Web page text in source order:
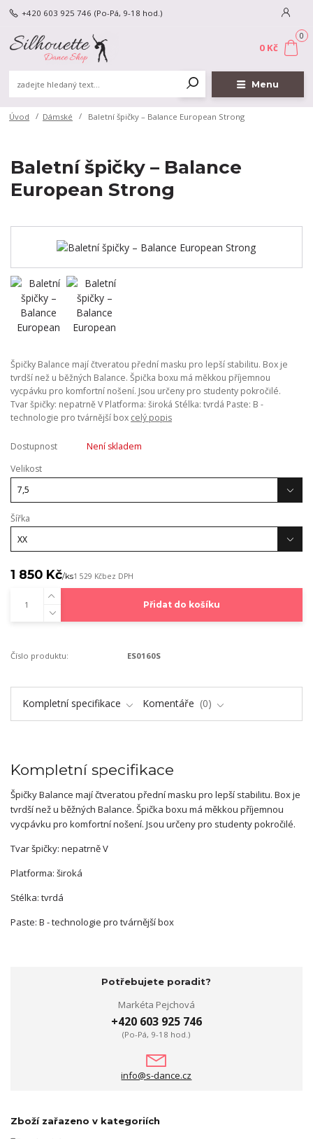
Menu
+420 603 925 746 (Po-Pá, 9-18 hod.)
0
0 Kč
Úvod Dámské Baletní špičky – Balance European Strong
Baletní špičky – Balance
European Strong
Špičky Balance mají čtveratou přední masku pro lepší stabilitu. Box je
tvrdší než u běžných Balance. Špička boxu má měkkou příjemnou
vycpávku pro komfortní nošení. Jsou určeny pro studenty pokročilé.
Tvar špičky: nepatrně V Platforma: široká Stélka: tvrdá Paste: B -
technologie pro tvárnější box celý popis
Dostupnost
Není skladem
Velikost
Šířka
1 850 Kč/ks1 529 Kčbez DPH
Přidat do košíku
Číslo produktu: ES0160S
Kompletní specifikace Komentáře 0
Kompletní specifikace
Špičky Balance mají čtveratou přední masku pro lepší stabilitu. Box je
tvrdší než u běžných Balance. Špička boxu má měkkou příjemnou
vycpávku pro komfortní nošení. Jsou určeny pro studenty pokročilé.
Tvar špičky: nepatrně V
Platforma: široká
Stélka: tvrdá
Paste: B - technologie pro tvárnější box
Potřebujete poradit?
Markéta Pejchová
+420 603 925 746
(Po-Pá, 9-18 hod.)
info@s-dance.cz
Zboží zařazeno v kategoriích